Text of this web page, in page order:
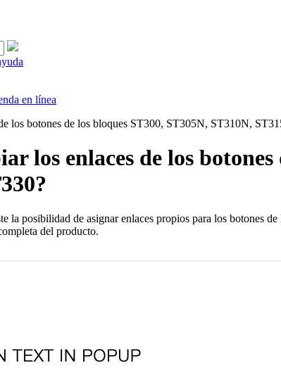
en línea
los botones de los bloques ST300, ST305N, ST310N,
los enlaces de los
la posibilidad de asignar enlaces propios para los botones
del producto.